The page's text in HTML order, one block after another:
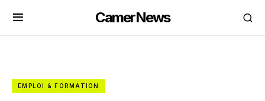
CamerNews
EMPLOI & FORMATION